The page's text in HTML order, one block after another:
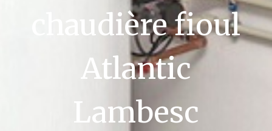
chaudière fioul
Atlantic
Lambesc